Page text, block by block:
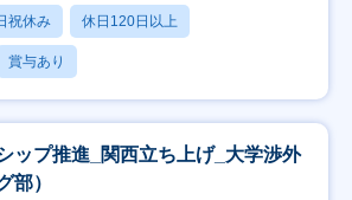
祝休み 休日120日以上
賞与あり
ップ推進_関西立ち上げ_大学渉外
部）